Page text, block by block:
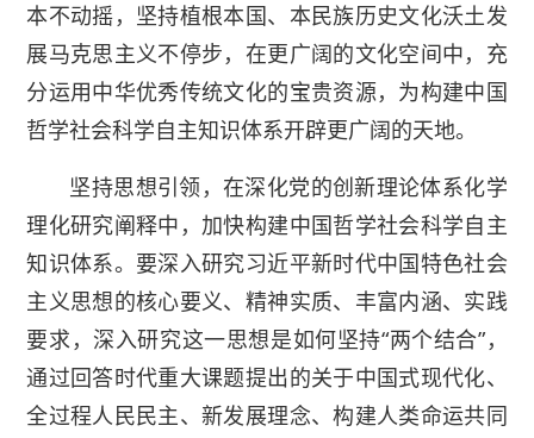
本不动摇，坚持植根本国、本民族历史文化沃土发
展马克思主义不停步，在更广阔的文化空间中，充
分运用中华优秀传统文化的宝贵资源，为构建中国
哲学社会科学自主知识体系开辟更广阔的天地。
坚持思想引领，在深化党的创新理论体系化学
理化研究阐释中，加快构建中国哲学社会科学自主
知识体系。要深入研究习近平新时代中国特色社会
主义思想的核心要义、精神实质、丰富内涵、实践
要求，深入研究这一思想是如何坚持“两个结合”，
通过回答时代重大课题提出的关于中国式现代化、
全过程人民民主、新发展理念、构建人类命运共同